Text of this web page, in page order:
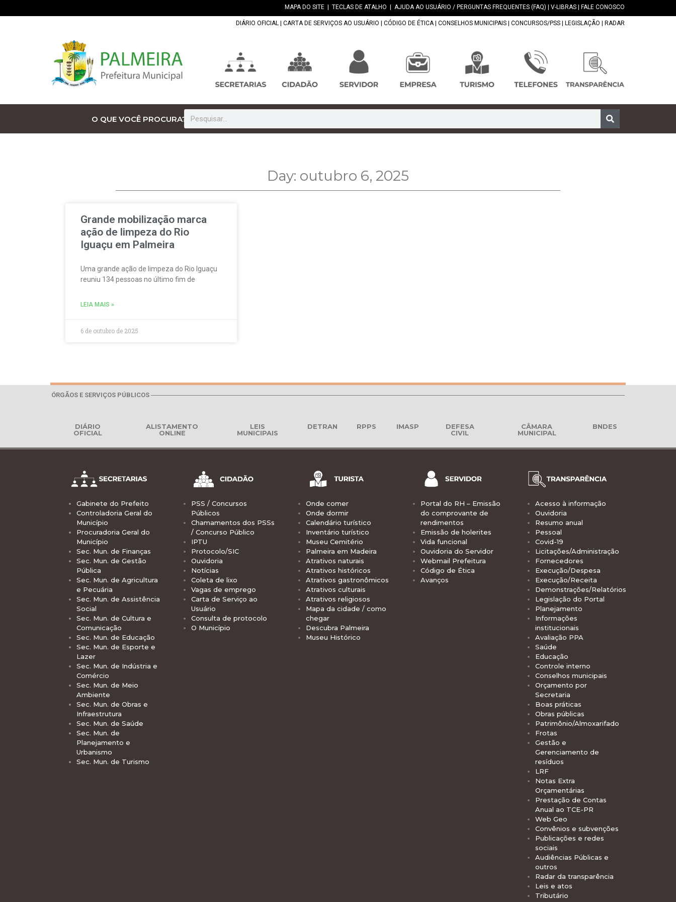
MAPA DO SITE TECLAS DE ATALHO AJUDA AO USUÁRIO / PERGUNTAS FREQUENTES (FAQ) V-LIBRAS FALE CONOSCO
DIÁRIO OFICIAL CARTA DE SERVIÇOS AO USUÁRIO CÓDIGO DE ÉTICA| CONSELHOS MUNICIPAIS CONCURSOS/PSS LEGISLAÇÃO RADAR
O QUE VOCÊ PROCURA?
Day: outubro 6, 2025
Grande mobilização marca
ação de limpeza do Rio
Iguaçu em Palmeira
Uma grande ação de limpeza do Rio Iguaçu
reuniu 134 pessoas no último fim de
LEIA MAIS »
6 de outubro de 2025
ÓRGÃOS E SERVIÇOS PÚBLICOS
DIÁRIO
OFICIAL
ALISTAMENTO
ONLINE
LEIS
MUNICIPAIS
DETRAN RPPS IMASP
DEFESA
CIVIL
CÂMARA
MUNICIPAL
BNDES
Gabinete do Prefeito
Controladoria Geral do
Município
Procuradoria Geral do
Município
Sec. Mun. de Finanças
Sec. Mun. de Gestão
Pública
Sec. Mun. de Agricultura
e Pecuária
Sec. Mun. de Assistência
Social
Sec. Mun. de Cultura e
Comunicação
Sec. Mun. de Educação
Sec. Mun. de Esporte e
Lazer
Sec. Mun. de Indústria e
Comércio
Sec. Mun. de Meio
Ambiente
Sec. Mun. de Obras e
Infraestrutura
Sec. Mun. de Saúde
Sec. Mun. de
Planejamento e
Urbanismo
Sec. Mun. de Turismo
PSS / Concursos
Públicos
Chamamentos dos PSSs
/ Concurso Público
IPTU
Protocolo/SIC
Ouvidoria
Notícias
Coleta de lixo
Vagas de emprego
Carta de Serviço ao
Usuário
Consulta de protocolo
O Município
Onde comer
Onde dormir
Calendário turístico
Inventário turístico
Museu Cemitério
Palmeira em Madeira
Atrativos naturais
Atrativos históricos
Atrativos gastronômicos
Atrativos culturais
Atrativos religiosos
Mapa da cidade / como
chegar
Descubra Palmeira
Museu Histórico
Portal do RH – Emissão
do comprovante de
rendimentos
Emissão de holerites
Vida funcional
Ouvidoria do Servidor
Webmail Prefeitura
Código de Ética
Avanços
Acesso à informação
Ouvidoria
Resumo anual
Pessoal
Covid-19
Licitações/Administração
Fornecedores
Execução/Despesa
Execução/Receita
Demonstrações/Relatórios
Legislação do Portal
Planejamento
Informações
institucionais
Avaliação PPA
Saúde
Educação
Controle interno
Conselhos municipais
Orçamento por
Secretaria
Boas práticas
Obras públicas
Patrimônio/Almoxarifado
Frotas
Gestão e
Gerenciamento de
resíduos
LRF
Notas Extra
Orçamentárias
Prestação de Contas
Anual ao TCE-PR
Web Geo
Convênios e subvenções
Publicações e redes
sociais
Audiências Públicas e
outros
Radar da transparência
Leis e atos
Tributário